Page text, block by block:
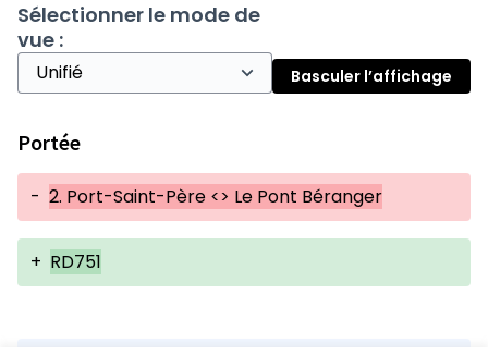
Sélectionner le mode de
vue :
Basculer l’affichage
Portée
- 2. Port-Saint-Père <> Le Pont Béranger
+ RD751